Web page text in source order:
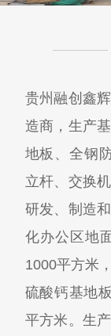
贵州融创鑫
造商，生产
地板、全钢
立杆、交换
研发、制造
化办公区地
1000平方米
硫酸钙基地
平方米。生